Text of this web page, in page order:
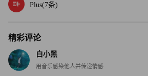
Plus(7条)
精彩评论
白小黑
用音乐感染他人并传递情感